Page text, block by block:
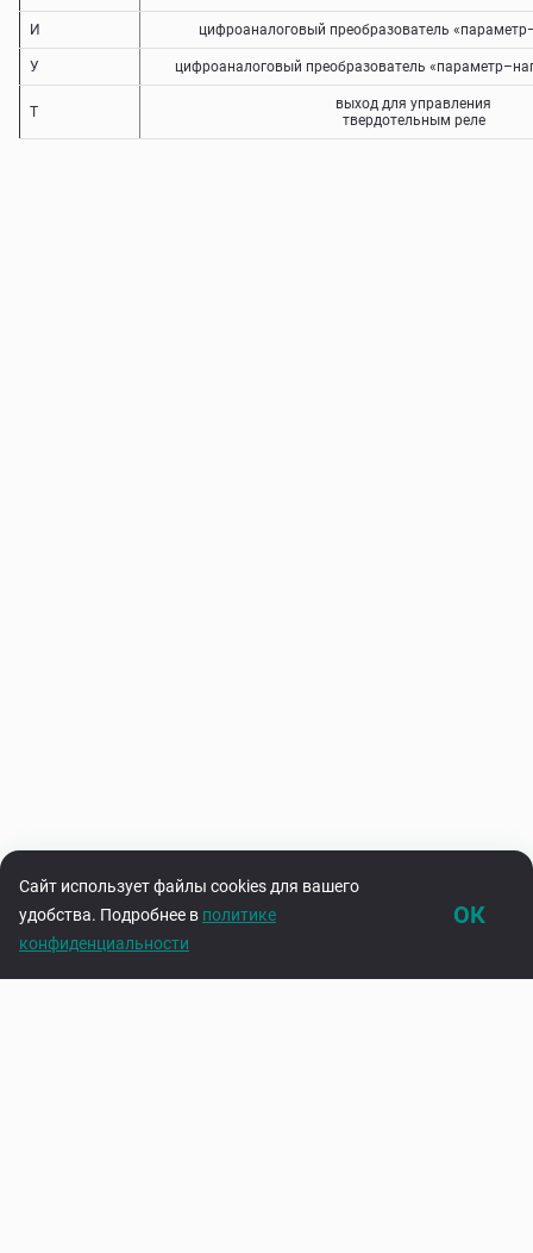
Сайт использует файлы cookies для вашего
удобства. Подробнее в политике
конфиденциальности
ОК
И цифроаналоговый преобразователь
У цифроаналоговый преобразователь
Т
выход для управления
твердотельным реле